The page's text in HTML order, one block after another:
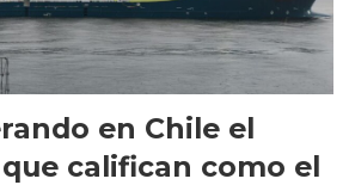
en Chile el
califican como el